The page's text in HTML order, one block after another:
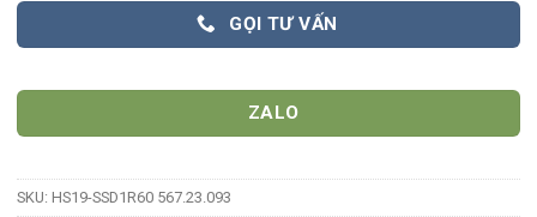
GỌI TƯ VẤN
ZALO
SKU: HS19-SSD1R60 567.23.093